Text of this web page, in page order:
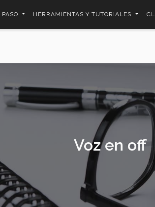
HERRAMIENTAS Y TUTORIALES
Voz en off